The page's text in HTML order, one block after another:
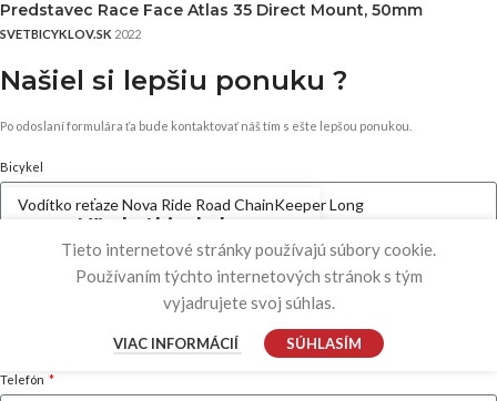
Predstavec Race Face Atlas 35 Direct Mount, 50mm
SVETBICYKLOV.SK 2022
Ak chcete zobraziť produkty, ktoré hľadáte, začnite písať.
Tieto internetové stránky používajú súbory cookie.
Používaním týchto internetových stránok s tým
vyjadrujete svoj súhlas.
VIAC INFORMÁCIÍ SÚHLASÍM
Našiel si lepšiu ponuku ?
Po odoslaní formulára ťa bude kontaktovať náš tím s ešte lepšou ponukou.
Bicykel
Telefón